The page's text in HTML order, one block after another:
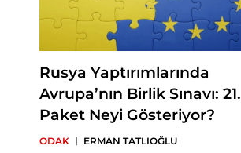
Rusya Yaptırımlarında
Avrupa’nın Birlik Sınavı: 21.
Paket Neyi Gösteriyor?
ODAK | ERMAN TATLIOĞLU